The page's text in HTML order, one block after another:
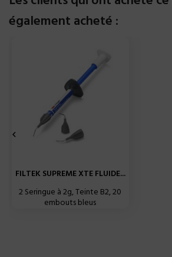
également acheté :
FILTEK SUPREME XTE FLUIDE...
2 Seringue à 2g, Teinte B2, 20
embouts bleus
